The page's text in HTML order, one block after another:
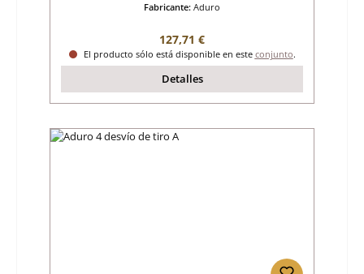
Fabricante: Aduro
Precio normal:
127,71 €
El producto sólo está disponible en este conjunto.
Detalles